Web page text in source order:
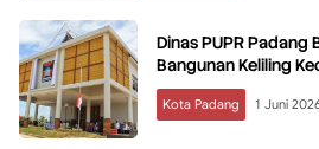
Dinas PUPR Padang
Bangunan Keliling
Kota Padang 1 Juni